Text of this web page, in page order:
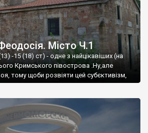
Місто Ч.1
-15 (18) ст) - одне з найцікавіших (на
Кримського півострова .Ну,але
тому щоби розвіяти цей субєктивізм,
це